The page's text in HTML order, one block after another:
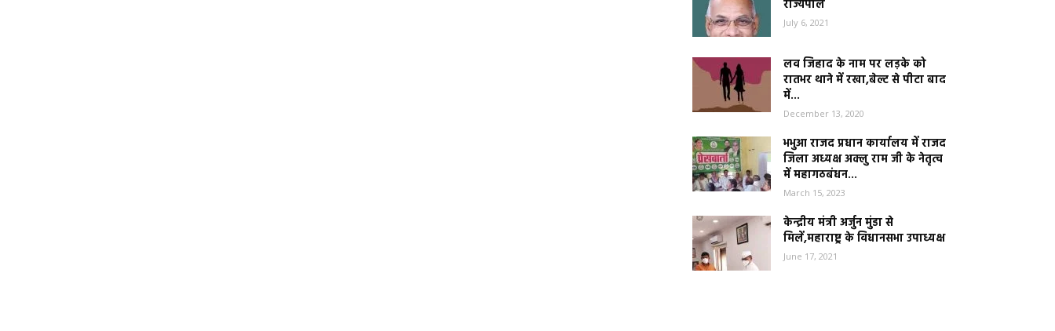
राज्यपाल
July 6, 2021
लव जिहाद के नाम पर लड़के को
रातभर थाने में रखा,बेल्ट से पीटा बाद
में...
December 13, 2020
भभुआ राजद प्रधान कार्यालय में राजद
जिला अध्यक्ष अक्लु राम जी के नेतृत्व
में महागठबंधन...
March 15, 2023
केन्द्रीय मंत्री अर्जुन मुंडा से
मिलें,महाराष्ट्र के विधानसभा उपाध्यक्ष
June 17, 2021